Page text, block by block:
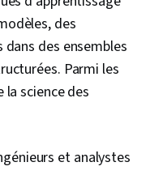
Manipulation de
GitHub, Plates-
nuage, Outils de
Contrôle des
de développement
statistique,
des
des ensembles
Parmi les
science des
et analystes